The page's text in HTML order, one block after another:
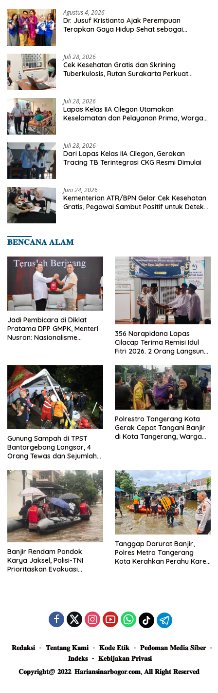
Agustus 4, 2026
Dr. Jusuf Kristianto Ajak Perempuan
Terapkan Gaya Hidup Sehat sebagai
Juli 28, 2026
Cek Kesehatan Gratis dan Skrining
Tuberkulosis, Rutan Surakarta Perkuat
Juli 28, 2026
Lapas Kelas IIA Cilegon Utamakan
Keselamatan dan Pelayanan Prima, Warga
Juli 28, 2026
Dari Lapas Kelas IIA Cilegon, Gerakan
Tracing TB Terintegrasi CKG Resmi Dimulai
Juni 24, 2026
Kementerian ATR/BPN Gelar Cek Kesehatan
Gratis, Pegawai Sambut Positif untuk Deteksi
𝐁𝐄𝐍𝐂𝐀𝐍𝐀 𝐀𝐋𝐀𝐌
Jadi Pembicara di Diklat
Pratama DPP GMPK, Menteri
Nusron: Nasionalisme
356 Narapidana Lapas
Cilacap Terima Remisi Idul
Fitri 2026. 2 Orang Langsung
Gunung Sampah di TPST
Bantargebang Longsor, 4
Orang Tewas dan Sejumlah
Polrestro Tangerang Kota
Gerak Cepat Tangani Banjir
di Kota Tangerang, Warga
Banjir Rendam Pondok
Karya Jaksel, Polisi-TNI
Prioritaskan Evakuasi
Tanggap Darurat Banjir,
Polres Metro Tangerang
Kota Kerahkan Perahu Karet
𝐑𝐞𝐝𝐚𝐤𝐬𝐢 𝐓𝐞𝐧𝐭𝐚𝐧𝐠 𝐊𝐚𝐦𝐢 𝐊𝐨𝐝𝐞 𝐄𝐭𝐢𝐤
𝐏𝐞𝐝𝐨𝐦𝐚𝐧 𝐌𝐞𝐝𝐢𝐚 𝐒𝐢𝐛𝐞𝐫
𝐈𝐧𝐝𝐞𝐤𝐬
𝐊𝐞𝐛𝐢𝐣𝐚𝐤𝐚𝐧 𝐏𝐫𝐢𝐯𝐚𝐬𝐢
𝐂𝐨𝐩𝐲𝐫𝐢𝐠𝐡𝐭@ 𝟐𝟎𝟐𝟐. 𝐇𝐚𝐫𝐢𝐚𝐧𝐬𝐢𝐧𝐚𝐫𝐛𝐨𝐠𝐨𝐫.𝐜𝐨𝐦, 𝐀𝐥𝐥 𝐑𝐢𝐠𝐡𝐭 𝐑𝐞𝐬𝐞𝐫𝐯𝐞𝐝